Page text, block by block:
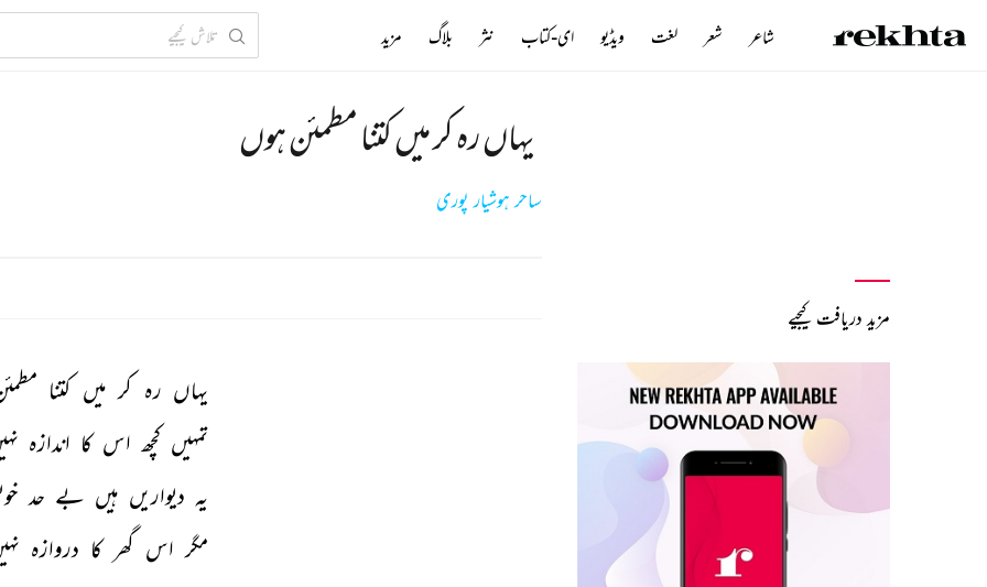
یہاں رہ کر میں کتنا مطمئن ہوں
ساحر ہوشیار پوری
یہاں رہ کر میں کتنا
تمہیں کچھ اس کا اندازہ
یہ دیواریں ہیں بے حد
مگر اس گھر کا دروازہ
مزید دریافت کیجیے
شاعر شعر لغت ویڈیو ای-کتاب نثر بلاگ مزید